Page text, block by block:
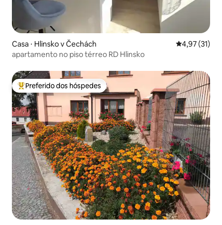
Casa ⋅ Hlinsko v Čechách 4,97 de uma
4,97 (31)
apartamento no piso térreo RD Hlinsko
Entre os melhores preferidos dos hóspedes
Preferido dos hóspedes